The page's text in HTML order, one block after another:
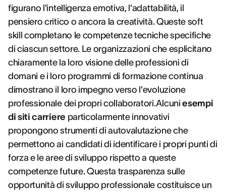
figurano l'intelligenza emotiva, l'adattabilità, il
pensiero critico o ancora la creatività. Queste soft
skill completano le competenze tecniche specifiche
di ciascun settore. Le organizzazioni che esplicitano
chiaramente la loro visione delle professioni di
domani e i loro programmi di formazione continua
dimostrano il loro impegno verso l'evoluzione
professionale dei propri collaboratori.Alcuniesempi
di siti carriere particolarmente innovativi
propongono strumenti di autovalutazione che
permettono ai candidati di identificare i propri punti di
forza e le aree di sviluppo rispetto a queste
competenze future. Questa trasparenza sulle
opportunità di sviluppo professionale costituisce un